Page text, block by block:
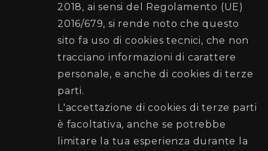
Recapiti e Contatti
Sede:Via Ausonia , 69 - 90146 PALERMO
Posta elettronica certificata (PEC):
protezionecivile@cert.comune.palermo.it
Telefono: 091 7401515 - 091 7401570
Seguici su
2018, ai sensi del Regolamento (UE)
2016/679, si rende noto che questo
sito fa uso di cookies tecnici, che non
tracciano informazioni di carattere
personale, e anche di cookies di terze
parti.
L'accettazione di cookies di terze parti
è facoltativa, anche se potrebbe
limitare la tua esperienza durante la